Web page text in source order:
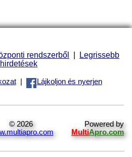
rendszerből | Legrissebb
hirdetések
| Lájkoljon és nyerjen
© 2026
Powered by
MultiApro.com